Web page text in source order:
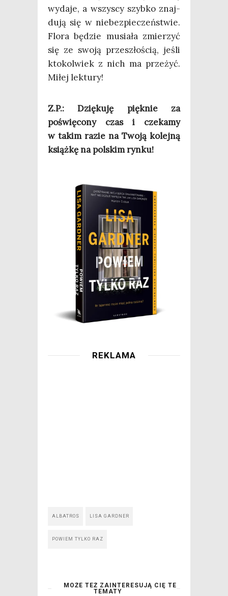
wyda­je, a wszy­scy szyb­ko znaj­
du­ją się w nie­bez­pie­czeń­stwie.
Flo­ra będzie musia­ła zmie­rzyć
się ze swo­ją prze­szło­ścią, jeśli
kto­kol­wiek z nich ma prze­żyć.
Miłej lektury!
Z.P.: Dzię­ku­ję pięk­nie za
poświę­co­ny czas i cze­ka­my
w takim razie na Two­ją kolej­ną
książ­kę na pol­skim rynku!
REKLAMA
ALBATROS LISA GARDNER
POWIEM TYLKO RAZ
MOŻE TEŻ ZAINTERESUJĄ CIĘ TE
TEMATY